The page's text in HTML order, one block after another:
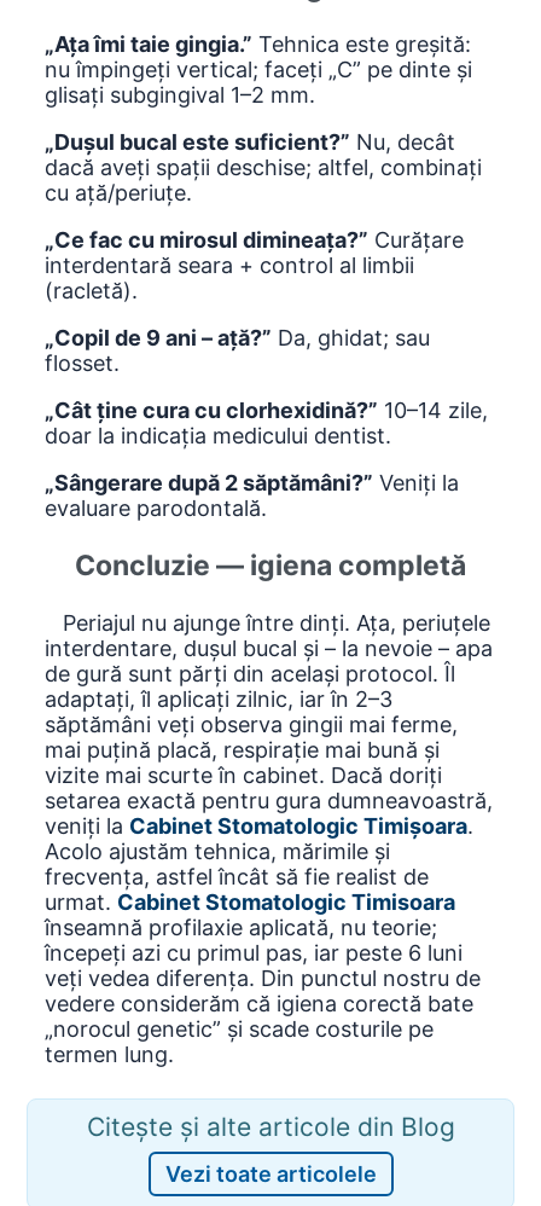
„Ața îmi taie gingia.” Tehnica este greșită:
nu împingeți vertical; faceți „C” pe dinte și
glisați subgingival 1–2 mm.
„Dușul bucal este suficient?” Nu, decât
dacă aveți spații deschise; altfel, combinați
cu ață/periuțe.
„Ce fac cu mirosul dimineața?” Curățare
interdentară seara + control al limbii
(racletă).
„Copil de 9 ani – ață?” Da, ghidat; sau
flosset.
„Cât ține cura cu clorhexidină?” 10–14 zile,
doar la indicația medicului dentist.
„Sângerare după 2 săptămâni?” Veniți la
evaluare parodontală.
Concluzie — igiena completă
Periajul nu ajunge între dinți. Ața, periuțele
interdentare, dușul bucal și – la nevoie – apa
de gură sunt părți din același protocol. Îl
adaptați, îl aplicați zilnic, iar în 2–3
săptămâni veți observa gingii mai ferme,
mai puțină placă, respirație mai bună și
vizite mai scurte în cabinet. Dacă doriți
setarea exactă pentru gura dumneavoastră,
veniți la Cabinet Stomatologic Timișoara.
Acolo ajustăm tehnica, mărimile și
frecvența, astfel încât să fie realist de
urmat. Cabinet Stomatologic Timisoara
înseamnă profilaxie aplicată, nu teorie;
începeți azi cu primul pas, iar peste 6 luni
veți vedea diferența. Din punctul nostru de
vedere considerăm că igiena corectă bate
„norocul genetic” și scade costurile pe
termen lung.
Citește și alte articole din Blog
Vezi toate articolele